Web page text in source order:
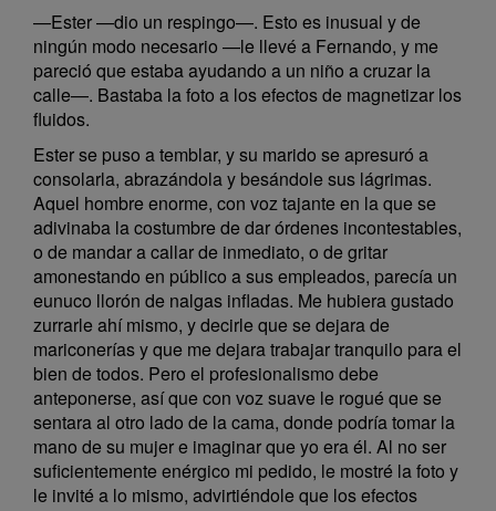
—Ester —dio un respingo—. Esto es inusual y de
ningún modo necesario —le llevé a Fernando, y me
pareció que estaba ayudando a un niño a cruzar la
calle—. Bastaba la foto a los efectos de magnetizar los
fluidos.
Ester se puso a temblar, y su marido se apresuró a
consolarla, abrazándola y besándole sus lágrimas.
Aquel hombre enorme, con voz tajante en la que se
adivinaba la costumbre de dar órdenes incontestables,
o de mandar a callar de inmediato, o de gritar
amonestando en público a sus empleados, parecía un
eunuco llorón de nalgas infladas. Me hubiera gustado
zurrarle ahí mismo, y decirle que se dejara de
mariconerías y que me dejara trabajar tranquilo para el
bien de todos. Pero el profesionalismo debe
anteponerse, así que con voz suave le rogué que se
sentara al otro lado de la cama, donde podría tomar la
mano de su mujer e imaginar que yo era él. Al no ser
suficientemente enérgico mi pedido, le mostré la foto y
le invité a lo mismo, advirtiéndole que los efectos